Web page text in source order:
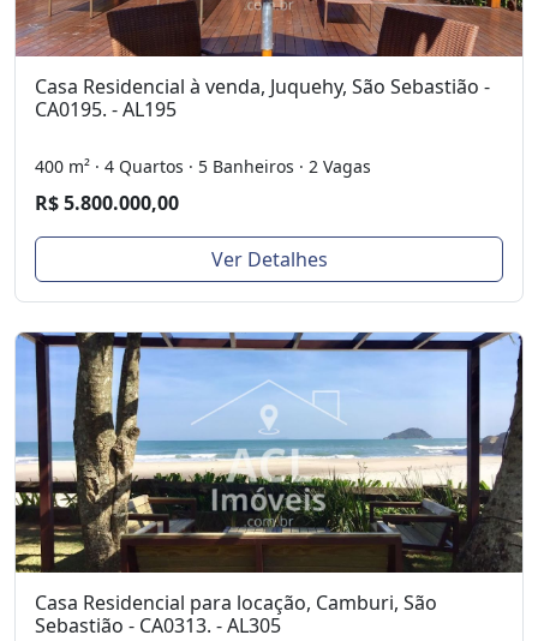
Casa Residencial à venda, Juquehy, São Sebastião -
CA0195. - AL195
400 m² · 4 Quartos · 5 Banheiros · 2 Vagas
R$ 5.800.000,00
Ver Detalhes
Casa Residencial para locação, Camburi, São
Sebastião - CA0313. - AL305